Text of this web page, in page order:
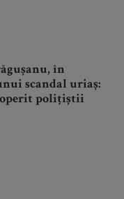
în
scandal uriaș:
polițiștii